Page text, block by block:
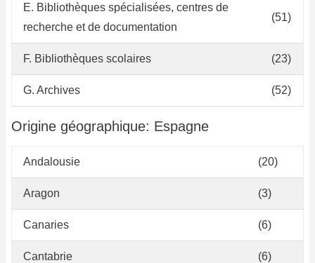
E. Bibliothèques spécialisées, centres de
recherche et de documentation
(51)
F. Bibliothèques scolaires (23)
G. Archives (52)
Origine géographique: Espagne
Andalousie (20)
Aragon (3)
Canaries (6)
Cantabrie (6)